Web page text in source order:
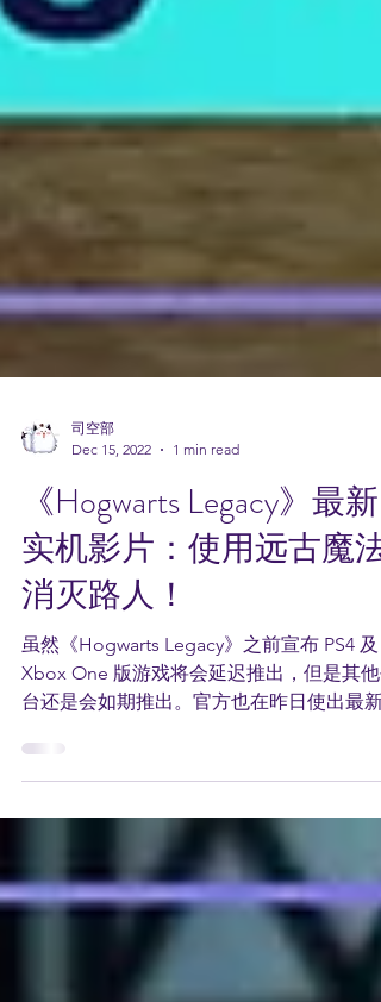
Dec 15, 2022
1 min read
《Hogwarts Legacy》最新
实机影片：使用远古魔法
消灭路人！
虽然《Hogwarts Legacy》之前宣布 PS4 及
台还是会如期推出。官方也在昨日使出最新
机展示影片，为玩家展示更多游戏中的机制
这表示游戏时间线是比《Ha...